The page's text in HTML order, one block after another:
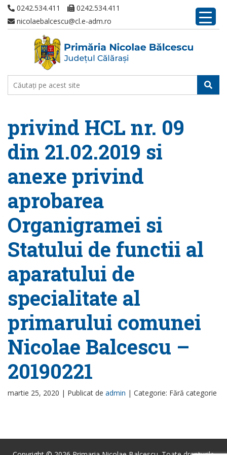
0242.534.411
0242.534.411
nicolaebalcescu@cl.e-adm.ro
privind HCL nr. 09
din 21.02.2019 si
anexe privind
aprobarea
Organigramei si
Statului de functii al
aparatului de
specialitate al
primarului comunei
Nicolae Balcescu –
20190221
martie 25, 2020 | Publicat de admin | Categorie: Fără categorie